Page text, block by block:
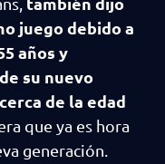
juego debido a
años y
su nuevo
de la edad
que ya es hora
generación.